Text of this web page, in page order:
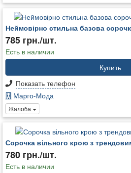
Неймовірно стильна базова
785 грн./шт.
Есть в наличии
Купить
Показать телефон
Марго-Мода
Жалоба
Сорочка вільного крою з
780 грн./шт.
Есть в наличии